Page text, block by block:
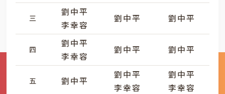
三
四
五
劉中平
李幸容
劉中平
李幸容
劉中平
劉中平
劉中平
劉中平
李幸容
劉中平
劉中平
劉中平
李幸容